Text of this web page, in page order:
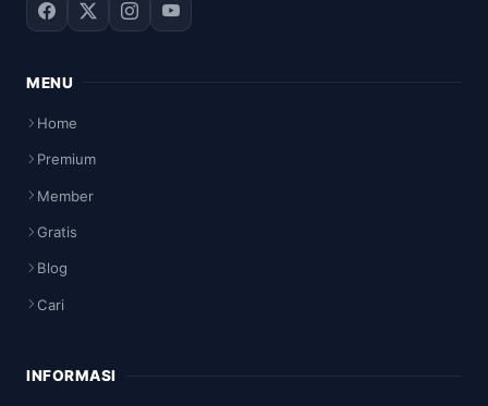
MENU
Home
Premium
Member
Gratis
Blog
Cari
INFORMASI